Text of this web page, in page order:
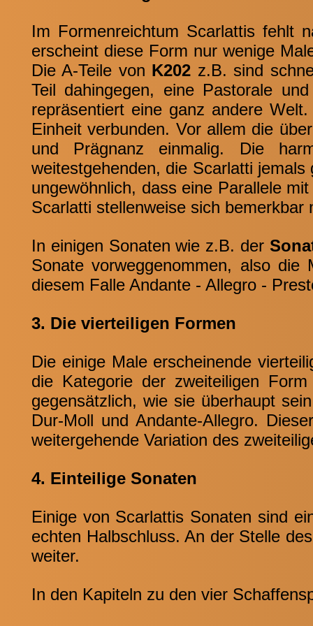
Im Formenreichtum Scarlattis fehlt
erscheint diese Form nur wenige
Die A-Teile von K202 z.B. sind
Teil dahingegen, eine Pastorale
repräsentiert eine ganz andere
Einheit verbunden. Vor allem die
und Prägnanz einmalig. Die
weitestgehenden, die Scarlatti
ungewöhnlich, dass eine Parallele
Scarlatti stellenweise sich
In einigen Sonaten wie z.B. der
Sonate vorweggenommen, also
diesem Falle Andante - Allegro -
3. Die vierteiligen Formen
Die einige Male erscheinende
die Kategorie der zweiteiligen
gegensätzlich, wie sie überhaupt
Dur-Moll und Andante-Allegro.
weitergehende Variation des
4. Einteilige Sonaten
Einige von Scarlattis Sonaten sind
echten Halbschluss. An der Stelle
weiter.
In den Kapiteln zu den vier